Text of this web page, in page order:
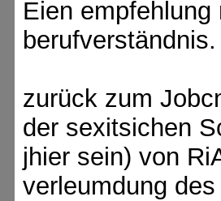
Eien
berufverständnis.
zurück zum
der sexitsichen
jhier sein) von
verleumdung